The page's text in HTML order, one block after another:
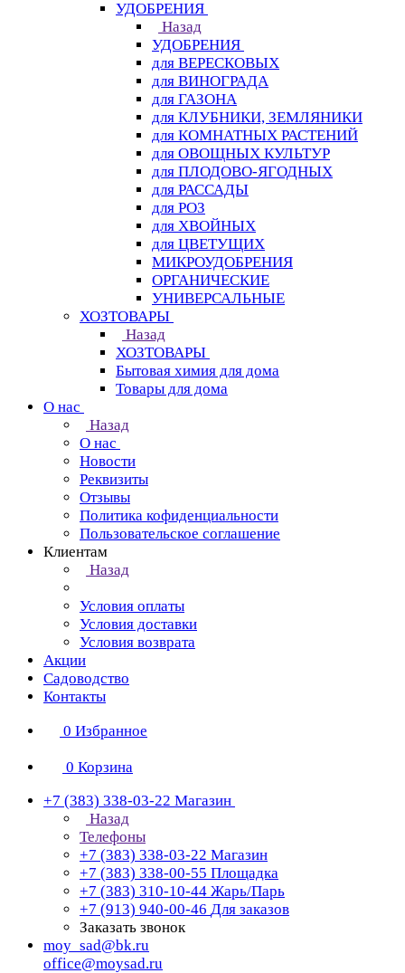
УДОБРЕНИЯ
Назад
УДОБРЕНИЯ
для ВЕРЕСКОВЫХ
для ВИНОГРАДА
для ГАЗОНА
для КЛУБНИКИ, ЗЕМЛЯНИКИ
для КОМНАТНЫХ РАСТЕНИЙ
для ОВОЩНЫХ КУЛЬТУР
для ПЛОДОВО-ЯГОДНЫХ
для РАССАДЫ
для РОЗ
для ХВОЙНЫХ
для ЦВЕТУЩИХ
МИКРОУДОБРЕНИЯ
ОРГАНИЧЕСКИЕ
УНИВЕРСАЛЬНЫЕ
ХОЗТОВАРЫ
Назад
ХОЗТОВАРЫ
Бытовая химия для дома
Товары для дома
О нас
Назад
О нас
Новости
Реквизиты
Отзывы
Политика кофиденциальности
Пользовательское соглашение
Клиентам
Назад
Условия оплаты
Условия доставки
Условия возврата
Акции
Садоводство
Контакты
0 Избранное
0 Корзина
+7 (383) 338-03-22 Магазин
Назад
Телефоны
+7 (383) 338-03-22 Магазин
+7 (383) 338-00-55 Площадка
+7 (383) 310-10-44 Жарь/Парь
+7 (913) 940-00-46 Для заказов
Заказать звонок
moy_sad@bk.ru
office@moysad.ru